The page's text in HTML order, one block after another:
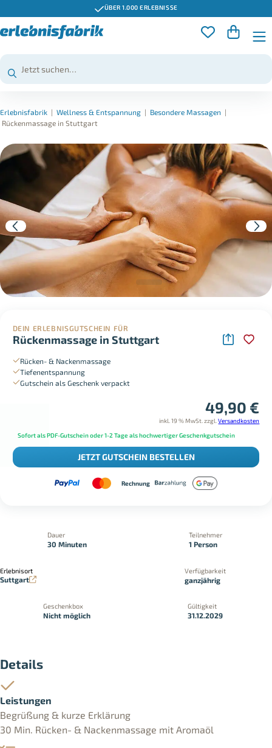
ÜBER 1.000 ERLEBNISSE
Erlebnisfabrik | Wellness & Entspannung | Besondere Massagen |
Rückenmassage in Stuttgart
DEIN ERLEBNISGUTSCHEIN FÜR
Rückenmassage in Stuttgart
Rücken- & Nackenmassage
Tiefenentspannung
Gutschein als Geschenk verpackt
49,90 €
inkl. 19 % MwSt. zzgl.Versandkosten
Sofort als PDF-Gutschein oder 1-2 Tage als hochwertiger Geschenkgutschein
JETZT GUTSCHEIN BESTELLEN
Rechnung
Dauer
30 Minuten
Teilnehmer
1 Person
Erlebnisort
Suttgart
Verfügbarkeit
ganzjährig
Geschenkbox
Nicht möglich
Gültigkeit
31.12.2029
Details
Leistungen
Begrüßung & kurze Erklärung
30 Min. Rücken- & Nackenmassage mit Aromaöl